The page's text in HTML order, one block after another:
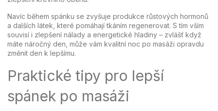
Navíc během spánku se zvyšuje produkce růstových hormonů
a dalších látek, které pomáhají tkáním regenerovat. S tím vším
souvisí i zlepšení nálady a energetické hladiny – zvlášť když
máte náročný den, může vám kvalitní noc po masáži opravdu
změnit den k lepšímu.
Praktické tipy pro lepší
spánek po masáži